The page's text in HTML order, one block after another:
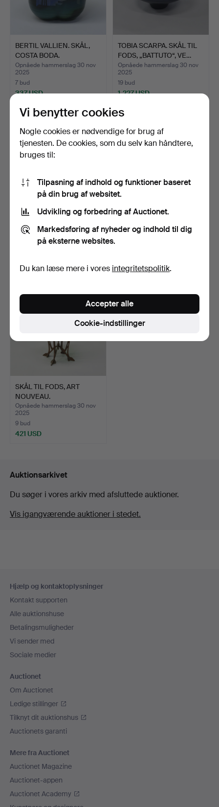
BERTIL VALLIEN. SKÅL,
COSTA BODA.
Opnåede hammerslag 30 nov
2025
7 bud
337 USD
TOBIA SCARPA. SKÅL TIL
FODS, „BATTUTO“, VE…
Opnåede hammerslag 30 nov
2025
19 bud
1.227 USD
HANNE DREUTLER. VASE,
„IL PANTALONE“, FRA …
Opnåede hammerslag 30 nov
BENGT LINDSTRÖM.
VASE TIL FODS OG MED
BØJL…
Opnåede hammerslag 30 nov
SKÅL TIL FODS, ART
NOUVEAU.
Opnåede hammerslag 30 nov
2025
9 bud
421 USD
Auktionsarkivet
Du søger i vores arkiv med afsluttede auktioner.
Vis igangværende auktioner i stedet.
Hjælp og kontaktoplysninger
Kontakt supporten
Alle auktionshuse
Betalingsmuligheder
Vi sender med
Sociale medier
Auctionet
Om Auctionet
Ledige stillinger
Tilknyt dit auktionshus
Auctionets garanti
Mere fra Auctionet
Auctionet Magazine
Auctionet-appen
Auctionet Academy
Vi benytter cookies
Nogle cookies er nødvendige for brug af
tjenesten. De cookies, som du selv kan håndtere,
bruges til:
Tilpasning af indhold og funktioner baseret
på din brug af websitet.
Udvikling og forbedring af Auctionet.
Markedsføring af nyheder og indhold til dig
på eksterne websites.
Du kan læse mere i vores integritetspolitik.
Cookie-indstillinger
Accepter alle